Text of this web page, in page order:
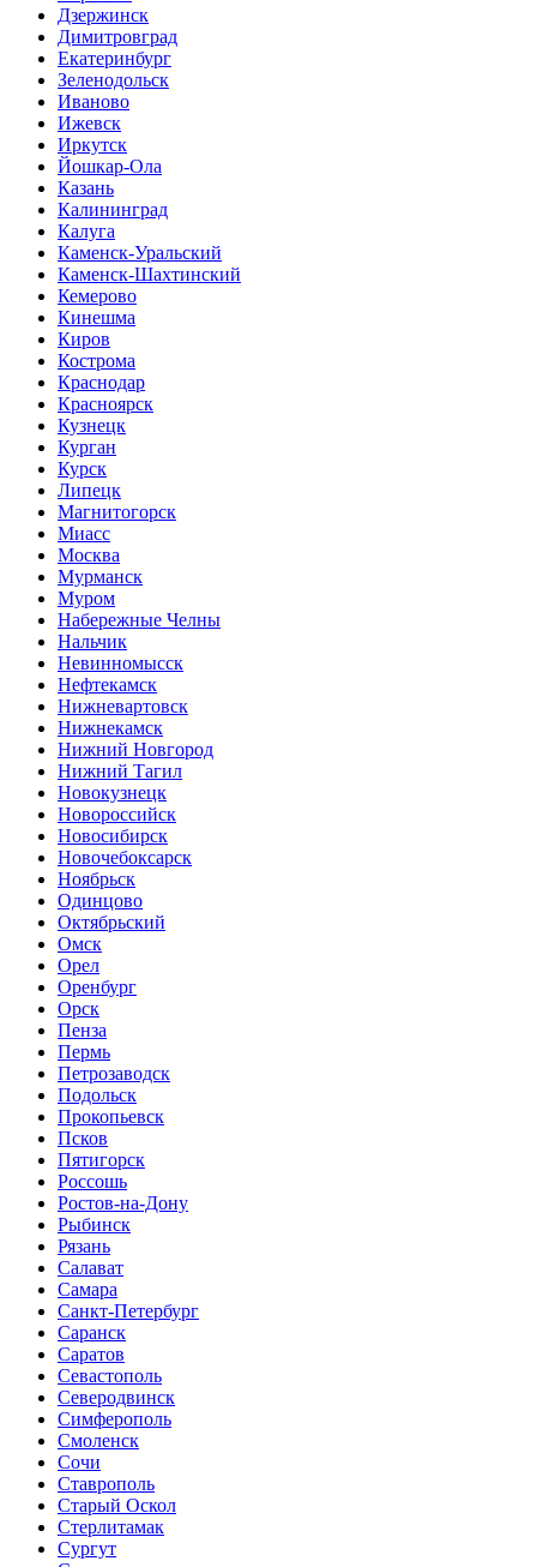
Дзержинск
Димитровград
Екатеринбург
Зеленодольск
Иваново
Ижевск
Иркутск
Йошкар-Ола
Казань
Калининград
Калуга
Каменск-Уральский
Каменск-Шахтинский
Кемерово
Кинешма
Киров
Кострома
Краснодар
Красноярск
Кузнецк
Курган
Курск
Липецк
Магнитогорск
Миасс
Москва
Мурманск
Муром
Набережные Челны
Нальчик
Невинномысск
Нефтекамск
Нижневартовск
Нижнекамск
Нижний Новгород
Нижний Тагил
Новокузнецк
Новороссийск
Новосибирск
Новочебоксарск
Ноябрьск
Одинцово
Октябрьский
Омск
Орел
Оренбург
Орск
Пенза
Пермь
Петрозаводск
Подольск
Прокопьевск
Псков
Пятигорск
Россошь
Ростов-на-Дону
Рыбинск
Рязань
Салават
Самара
Санкт-Петербург
Саранск
Саратов
Севастополь
Северодвинск
Симферополь
Смоленск
Сочи
Ставрополь
Старый Оскол
Стерлитамак
Сургут